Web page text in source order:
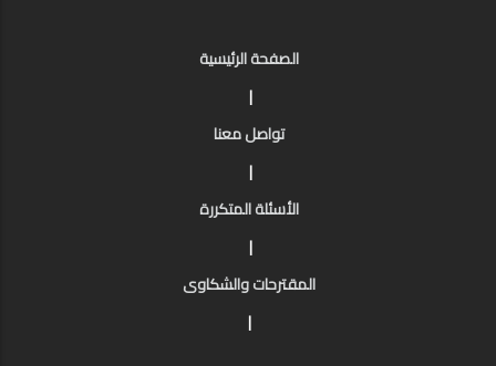
الصفحة الرئيسية
|
تواصل معنا
|
الأسئلة المتكررة
|
المقترحات والشكاوى
|